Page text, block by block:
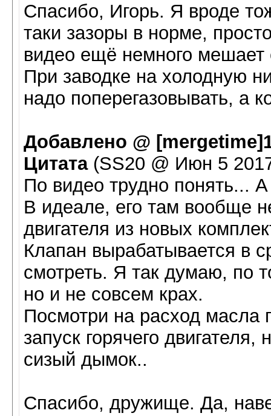
Спасибо, Игорь. Я вроде
таки зазоры в норме,
видео ещё немного мешает
При заводке на холодную
надо поперегазовывать, а
Добавлено @
Цитата(SS20 @ Июн 5
По видео трудно понять...
В идеале, его там вообще
двигателя из новых
Клапан вырабатывается в
смотреть. Я так думаю, по
но и не совсем крах.
Посмотри на расход масла
запуск горячего
сизый дымок..
Спасибо, дружище. Да,